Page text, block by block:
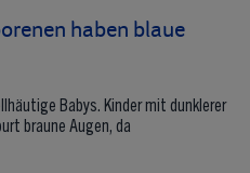
haben blaue
Babys. Kinder mit dunklerer
braune Augen, da